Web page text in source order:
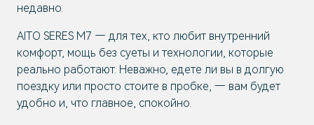
недавно.
AITO SERES M7 — для тех, кто любит внутренний
комфорт, мощь без суеты и технологии, которые
реально работают. Неважно, едете ли вы в долгую
поездку или просто стоите в пробке, — вам будет
удобно и, что главное, спокойно.